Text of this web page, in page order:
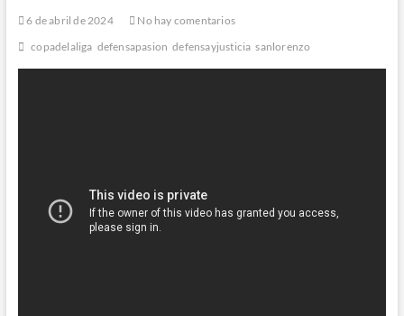
6 de abril de 2024
No hay comentarios
copadelaliga defensapasion defensayjusticia sanlorenzo